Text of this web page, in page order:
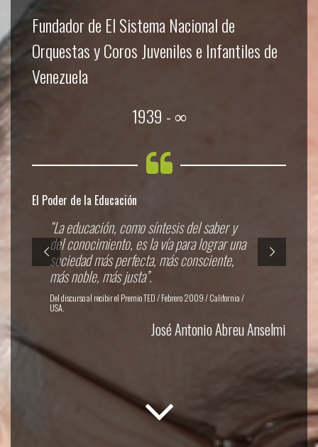
Fundador de El Sistema Nacional de
Orquestas y Coros Juveniles e Infantiles de
Venezuela
1939 - ∞
“La educación, como síntesis del saber y
del conocimiento, es la vía para lograr una
sociedad más perfecta, más consciente,
más noble, más justa”.
Del discurso al recibir el Premio TED / Febrero 2009 / California /
USA.
El Poder de la Educación
José Antonio Abreu Anselmi